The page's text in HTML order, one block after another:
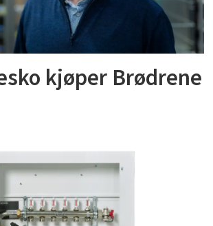
kjøper Brødrene